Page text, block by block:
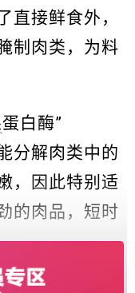
直接鲜食外，
制肉类，为料
蛋白酶”
分解肉类中的
，因此特别适
的肉品，短时